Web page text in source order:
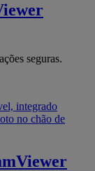
seguras.
integrado
no chão de